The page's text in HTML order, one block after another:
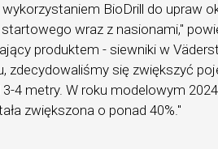
BioDrill do upraw
wraz z nasionami,"
produktem - siewniki w
zdecydowaliśmy się zwiększyć
4 metry. W roku modelowym
zwiększona o ponad 40%."